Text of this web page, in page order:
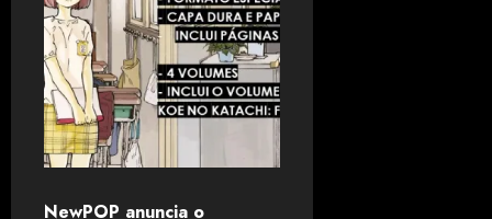
NewPOP anuncia o